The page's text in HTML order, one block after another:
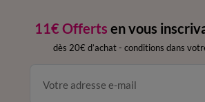
11€ Offerts en vous
dès 20€ d’achat - conditions dans